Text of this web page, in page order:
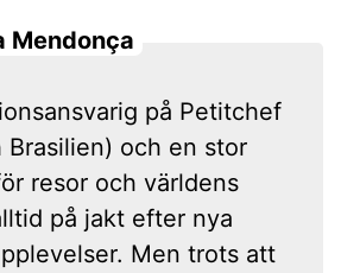
Mendonça
på Petitchef
Brasilien) och en stor
resor och världens
på jakt efter nya
Men trots att